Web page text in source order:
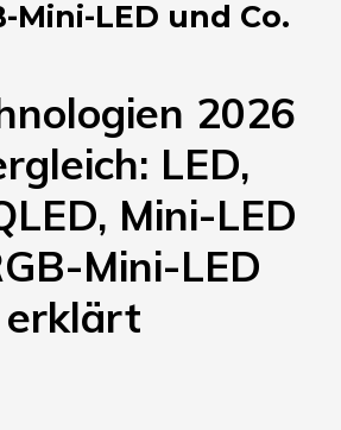
Mini-LED und Co.
2026
LED,
Mini-LED
Mini-LED
erklärt